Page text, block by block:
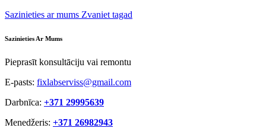
Sazinieties ar mums Zvaniet tagad
Sazinieties Ar Mums
Pieprasīt konsultāciju vai remontu
E-pasts: fixlabserviss@gmail.com
Darbnīca: +371 29995639
Menedžeris: +371 26982943